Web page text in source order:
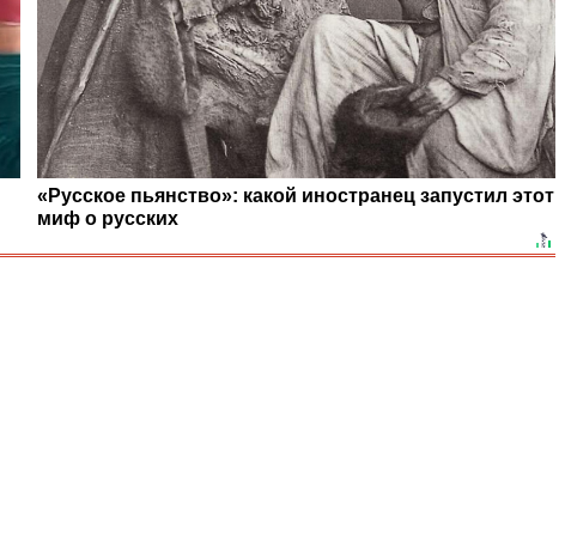
«Русское пьянство»: какой иностранец запустил этот
миф о русских